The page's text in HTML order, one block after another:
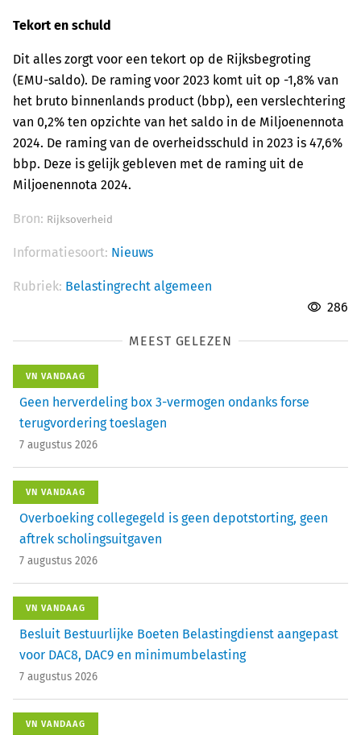
Tekort en schuld
Dit alles zorgt voor een tekort op de Rijksbegroting
(EMU-saldo). De raming voor 2023 komt uit op -1,8% van
het bruto binnenlands product (bbp), een verslechtering
van 0,2% ten opzichte van het saldo in de Miljoenennota
2024. De raming van de overheidsschuld in 2023 is 47,6%
bbp. Deze is gelijk gebleven met de raming uit de
Miljoenennota 2024.
Bron: Rijksoverheid
Informatiesoort: Nieuws
Rubriek: Belastingrecht algemeen
286
MEEST GELEZEN
VN VANDAAG
Geen herverdeling box 3-vermogen ondanks forse
terugvordering toeslagen
7 augustus 2026
VN VANDAAG
Overboeking collegegeld is geen depotstorting, geen
aftrek scholingsuitgaven
7 augustus 2026
VN VANDAAG
Besluit Bestuurlijke Boeten Belastingdienst aangepast
voor DAC8, DAC9 en minimumbelasting
7 augustus 2026
VN VANDAAG